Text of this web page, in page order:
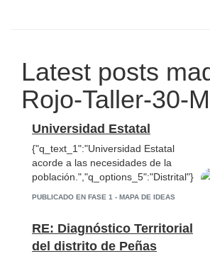
Latest posts
Rojo-Taller-30-
Universidad Estatal
{"q_text_1":"Universidad Estatal
acorde a las necesidades de la
población.","q_options_5":"Distrital"}
PUBLICADO EN FASE 1 - MAPA DE IDEAS
RE: Diagnóstico Territorial
del distrito de Peñas